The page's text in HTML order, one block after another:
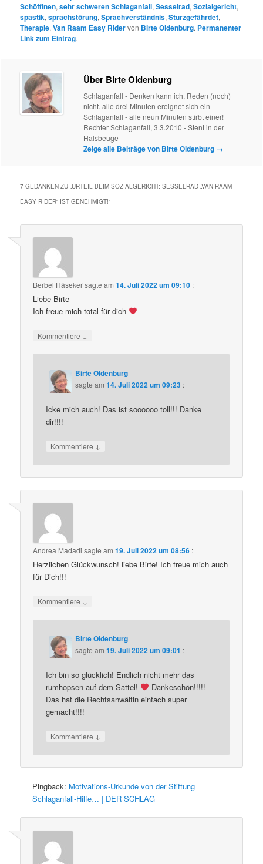
Schöffinen,sehr schweren Schlaganfall,Sesselrad,Sozialgericht,
spastik,sprachstörung,Sprachverständnis,Sturzgefährdet,
Therapie,Van Raam Easy Ridervon Birte Oldenburg. Permanenter
Link zum Eintrag.
Über Birte Oldenburg
Schlaganfall - Denken kann ich, Reden (noch)
nicht. alle drei Minuten ereignet sich ein
Schlaganfall - alle neun Minuten stirbt einer!
Rechter Schlaganfall, 3.3.2010 - Stent in der
Halsbeuge
Zeige alle Beiträge von Birte Oldenburg →
7 GEDANKEN ZU „URTEIL BEIM SOZIALGERICHT: SESSELRAD „VAN RAAM
EASY RIDER“ IST GENEHMIGT!“
Berbel Häsekersagte am14. Juli 2022 um 09:10 :
Liebe Birte
Ich freue mich total für dich
Kommentiere ↓
Birte Oldenburg
sagte am14. Juli 2022 um 09:23 :
Icke mich auch! Das ist soooooo toll!!! Danke
dir!!!!
Kommentiere ↓
Andrea Madadi sagte am19. Juli 2022 um 08:56 :
Herzlichen Glückwunsch! liebe Birte! Ich freue mich auch
für Dich!!!
Kommentiere ↓
Birte Oldenburg
sagte am19. Juli 2022 um 09:01 :
Ich bin so glücklich! Endlich nicht mehr das
rumhopsen auf dem Sattel!
Dankeschön!!!!!
Das hat die Rechtsanwältin einfach super
gemacht!!!!
Kommentiere ↓
Pingback: Motivations-Urkunde von der Stiftung
Schlaganfall-Hilfe… | DER SCHLAG